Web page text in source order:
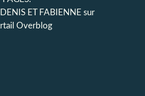
DENIS ET FABIENNE sur
Overblog